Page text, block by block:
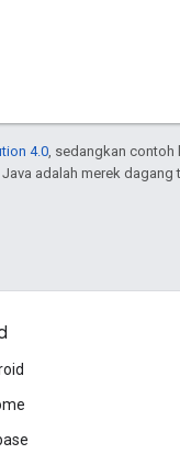
4.0 , sedangkan
. Java adalah merek